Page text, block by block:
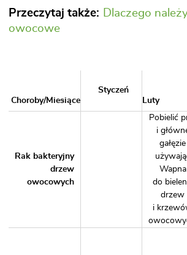
Przeczytaj także: Dlaczego
owocowe
Choroby/Miesiące
Styczeń
Luty
Rak bakteryjny
drzew
owocowych
Pobielić
i
gałęzie
Wapna
do
drzew
i